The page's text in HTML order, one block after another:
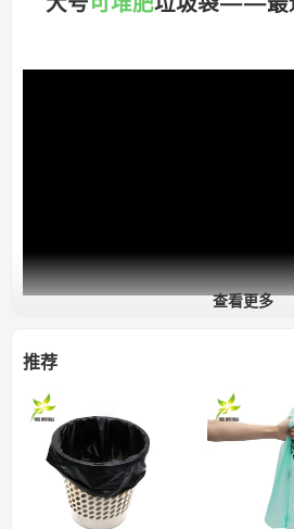
改用无污染的废物处理方法！
我们的大号可堆肥
垃圾袋方便您
适合盛放落叶等 有机垃圾。它们采
，可以装更多垃圾而不会弄得
的环保生活方式。难怪它们如此畅
查看更多
推荐